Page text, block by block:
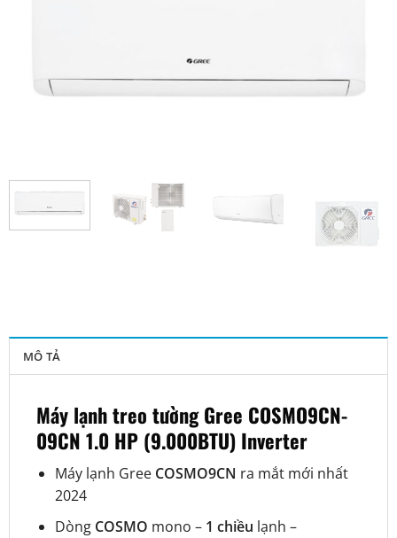
MÔ TẢ
Máy lạnh treo tường Gree COSMO9CN-
09CN 1.0 HP (9.000BTU) Inverter
Máy lạnh Gree COSMO9CN ra mắt mới nhất
2024
Dòng COSMO mono – 1 chiều lạnh –